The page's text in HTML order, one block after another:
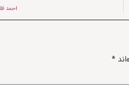
احمد
*